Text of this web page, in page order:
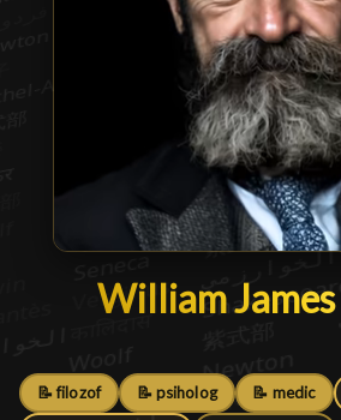
William James
William James█
📝 filozof 📝 psiholog 📝 medic